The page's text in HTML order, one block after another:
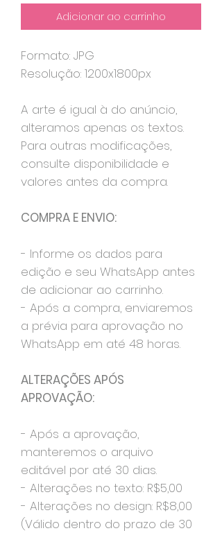
Adicionar ao carrinho
Formato: JPG
Resolução: 1200x1800px
A arte é igual à do anúncio,
alteramos apenas os textos.
Para outras modificações,
consulte disponibilidade e
valores antes da compra.
COMPRA E ENVIO:
- Informe os dados para
edição e seu WhatsApp antes
de adicionar ao carrinho.
- Após a compra, enviaremos
a prévia para aprovação no
WhatsApp em até 48 horas.
ALTERAÇÕES APÓS
APROVAÇÃO:
- Após a aprovação,
manteremos o arquivo
editável por até 30 dias.
- Alterações no texto: R$5,00
- Alterações no design: R$8,00
(Válido dentro do prazo de 30